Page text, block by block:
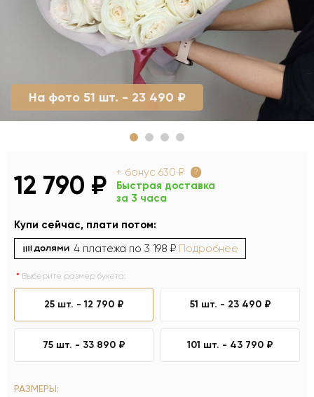
На фото 51 шт. - 23 490 ₽
12 790 ₽ + бонус 630 ₽ ?
Быстрая доставка
за 3 часа
Купи сейчас, плати потом:
4 платежа по 3 198 ₽ Подробнее
Выберите размер букета:
25 шт. -12 790 ₽ 51 шт. - 23 490 ₽
75 шт. - 33 890 ₽ 101 шт. - 43 790 ₽
РАЗМЕРЫ: